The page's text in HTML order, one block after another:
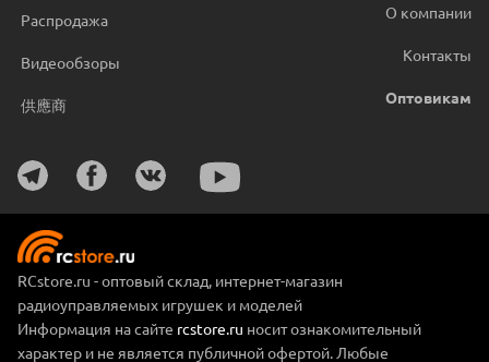
Распродажа
Видеообзоры
供應商
О компании
Контакты
Оптовикам
RCstore.ru - оптовый склад, интернет-магазин
радиоуправляемых игрушек и моделей
Информация на сайте rcstore.ru носит ознакомительный
характер и не является публичной офертой. Любые